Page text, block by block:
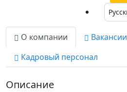
О компании Вакансии
Кадровый персонал
Описание